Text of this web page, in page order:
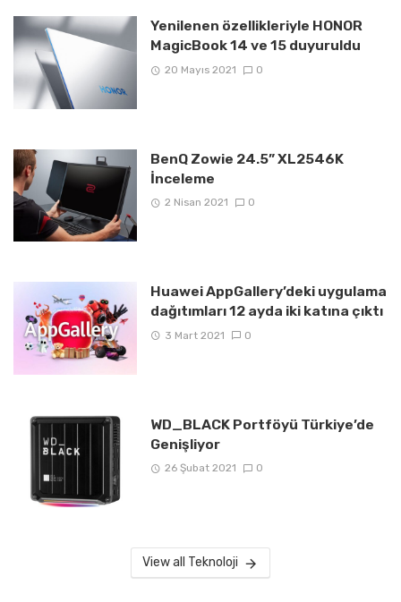
Yenilenen özellikleriyle HONOR
MagicBook 14 ve 15 duyuruldu
20 Mayıs 2021 0
BenQ Zowie 24.5” XL2546K
İnceleme
2 Nisan 2021 0
Huawei AppGallery’deki uygulama
dağıtımları 12 ayda iki katına çıktı
3 Mart 2021 0
WD_BLACK Portföyü Türkiye’de
Genişliyor
26 Şubat 2021 0
View all Teknoloji